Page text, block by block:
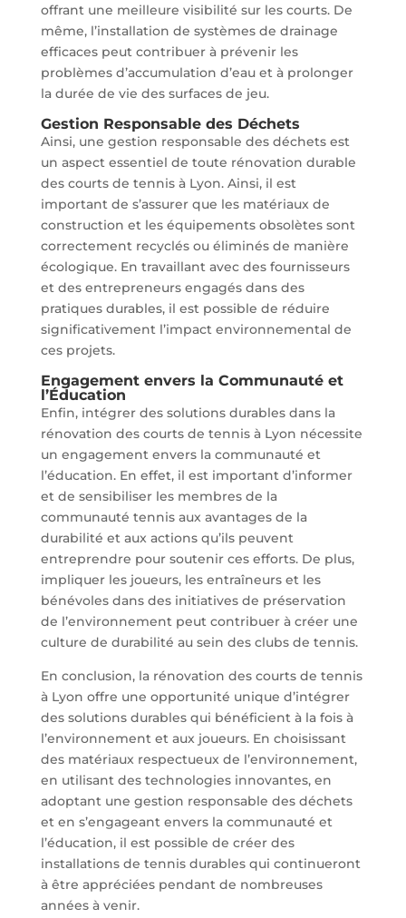
offrant une meilleure visibilité sur les courts. De
même, l’installation de systèmes de drainage
efficaces peut contribuer à prévenir les
problèmes d’accumulation d’eau et à prolonger
la durée de vie des surfaces de jeu.
Gestion Responsable des Déchets
Ainsi, une gestion responsable des déchets est
un aspect essentiel de toute rénovation durable
des courts de tennis à Lyon. Ainsi, il est
important de s’assurer que les matériaux de
construction et les équipements obsolètes sont
correctement recyclés ou éliminés de manière
écologique. En travaillant avec des fournisseurs
et des entrepreneurs engagés dans des
pratiques durables, il est possible de réduire
significativement l’impact environnemental de
ces projets.
Engagement envers la Communauté et
l’Éducation
Enfin, intégrer des solutions durables dans la
rénovation des courts de tennis à Lyon nécessite
un engagement envers la communauté et
l’éducation. En effet, il est important d’informer
et de sensibiliser les membres de la
communauté tennis aux avantages de la
durabilité et aux actions qu’ils peuvent
entreprendre pour soutenir ces efforts. De plus,
impliquer les joueurs, les entraîneurs et les
bénévoles dans des initiatives de préservation
de l’environnement peut contribuer à créer une
culture de durabilité au sein des clubs de tennis.
En conclusion, la rénovation des courts de tennis
à Lyon offre une opportunité unique d’intégrer
des solutions durables qui bénéficient à la fois à
l’environnement et aux joueurs. En choisissant
des matériaux respectueux de l’environnement,
en utilisant des technologies innovantes, en
adoptant une gestion responsable des déchets
et en s’engageant envers la communauté et
l’éducation, il est possible de créer des
installations de tennis durables qui continueront
à être appréciées pendant de nombreuses
années à venir.